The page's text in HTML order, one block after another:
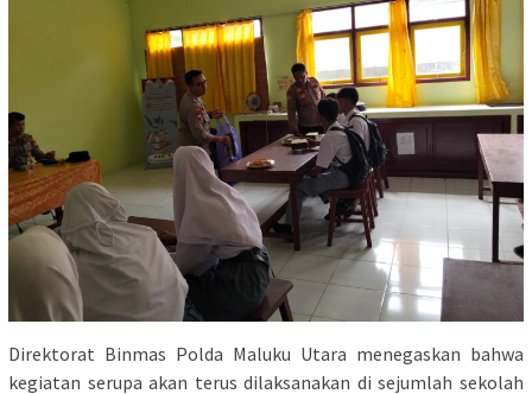
Direktorat Binmas Polda Maluku Utara menegaskan bahwa
kegiatan serupa akan terus dilaksanakan di sejumlah sekolah